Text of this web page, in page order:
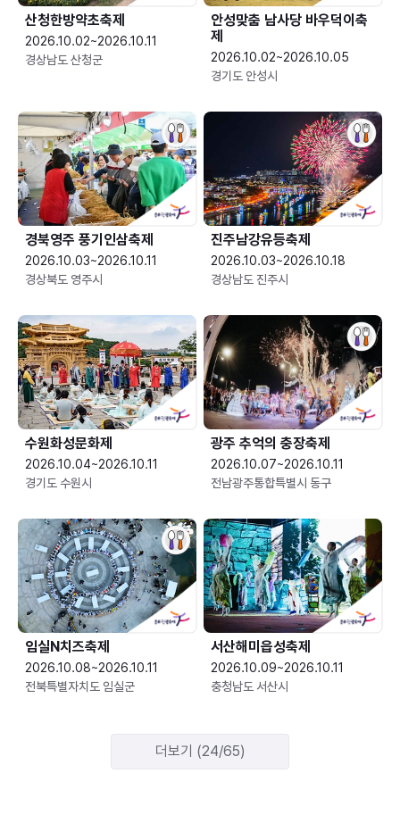
산청한방약초축제
2026.10.02~2026.10.11
경상남도 산청군
안성맞춤 남사당 바우덕이축
제
2026.10.02~2026.10.05
경기도 안성시
경북영주 풍기인삼축제
2026.10.03~2026.10.11
경상북도 영주시
진주남강유등축제
2026.10.03~2026.10.18
경상남도 진주시
수원화성문화제
2026.10.04~2026.10.11
경기도 수원시
광주 추억의 충장축제
2026.10.07~2026.10.11
전남광주통합특별시 동구
임실N치즈축제
2026.10.08~2026.10.11
전북특별자치도 임실군
서산해미읍성축제
2026.10.09~2026.10.11
충청남도 서산시
더보기 (24/65)